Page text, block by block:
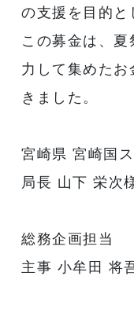
の支援を目的と
この募金は、
力して集めた
きました。
宮崎県 宮崎国
局長 山下 栄次
総務企画担当
主事 小牟田 将